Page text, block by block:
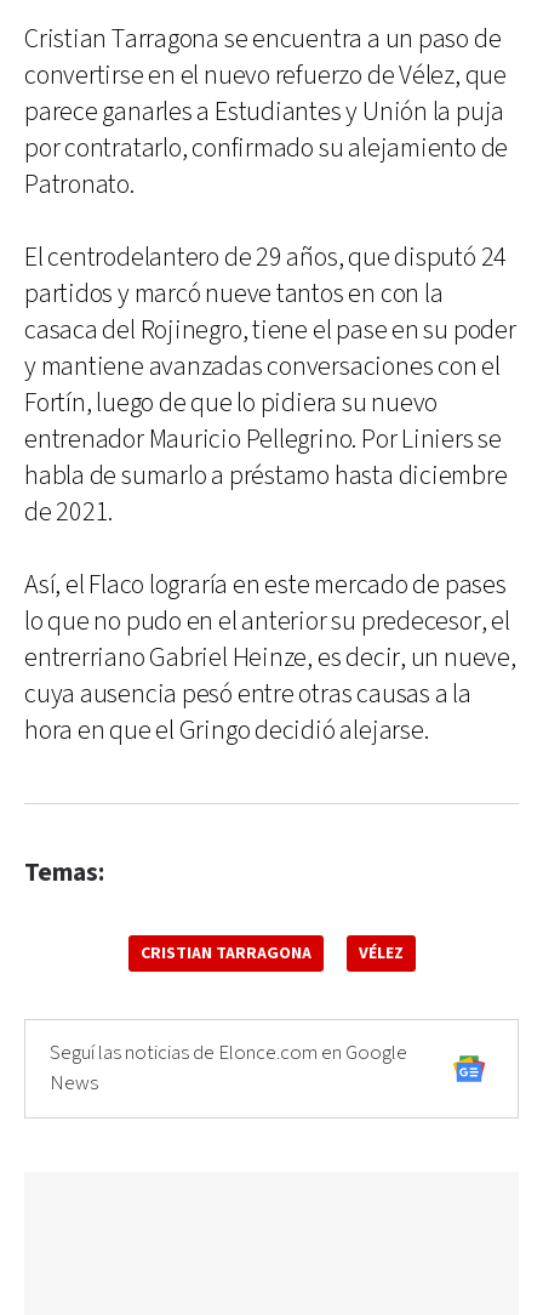
Cristian Tarragona se encuentra a un paso de
convertirse en el nuevo refuerzo de Vélez, que
parece ganarles a Estudiantes y Unión la puja
por contratarlo, confirmado su alejamiento de
Patronato.
El centrodelantero de 29 años, que disputó 24
partidos y marcó nueve tantos en con la
casaca del Rojinegro, tiene el pase en su poder
y mantiene avanzadas conversaciones con el
Fortín, luego de que lo pidiera su nuevo
entrenador Mauricio Pellegrino. Por Liniers se
habla de sumarlo a préstamo hasta diciembre
de 2021.
Así, el Flaco lograría en este mercado de pases
lo que no pudo en el anterior su predecesor, el
entrerriano Gabriel Heinze, es decir, un nueve,
cuya ausencia pesó entre otras causas a la
hora en que el Gringo decidió alejarse.
Temas:
CRISTIAN TARRAGONA VÉLEZ
Seguí las noticias de Elonce.com en Google
News